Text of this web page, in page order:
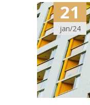
21
jan/24